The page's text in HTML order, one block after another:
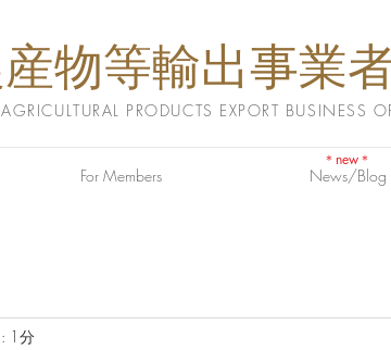
物等輸出事業
PRODUCTS EXPORT BUSINESS
For Members News/Blog
＊new＊
1分